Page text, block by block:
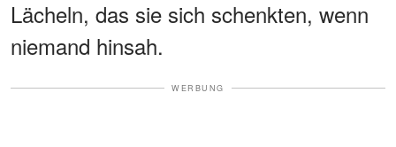
Lächeln, das sie sich schenkten, wenn
niemand hinsah.
WERBUNG